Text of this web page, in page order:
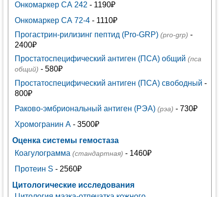
Онкомаркер СА 242 - 1190₽
Онкомаркер СА 72-4 - 1110₽
Прогастрин-рилизинг пептид (Pro-GRP) (pro-grp) -
2400₽
Простатоспецифический антиген (ПСА) общий (пса
общий) - 580₽
Простатоспецифический антиген (ПСА) свободный -
800₽
Раково-эмбриональный антиген (РЭА) (рэа) - 730₽
Хромогранин А - 3500₽
Оценка системы гемостаза
Коагулограмма (стандартная) - 1460₽
Протеин S - 2560₽
Цитологические исследования